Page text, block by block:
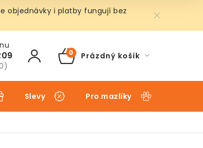
objednávky i platby fungují bez
NÁKUPNÍ
Prázdný košík
Slevy Pro mazlíky